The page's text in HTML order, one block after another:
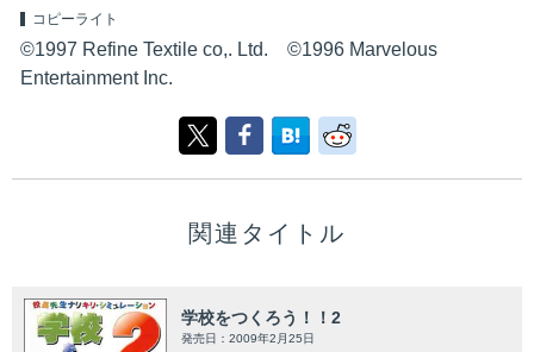
コピーライト
©1997 Refine Textile co,. Ltd. ©1996 Marvelous
Entertainment Inc.
関連タイトル
学校をつくろう！！2
発売日：2009年2月25日